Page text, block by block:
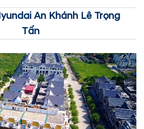
An Khánh Lê Trọng
Tấn